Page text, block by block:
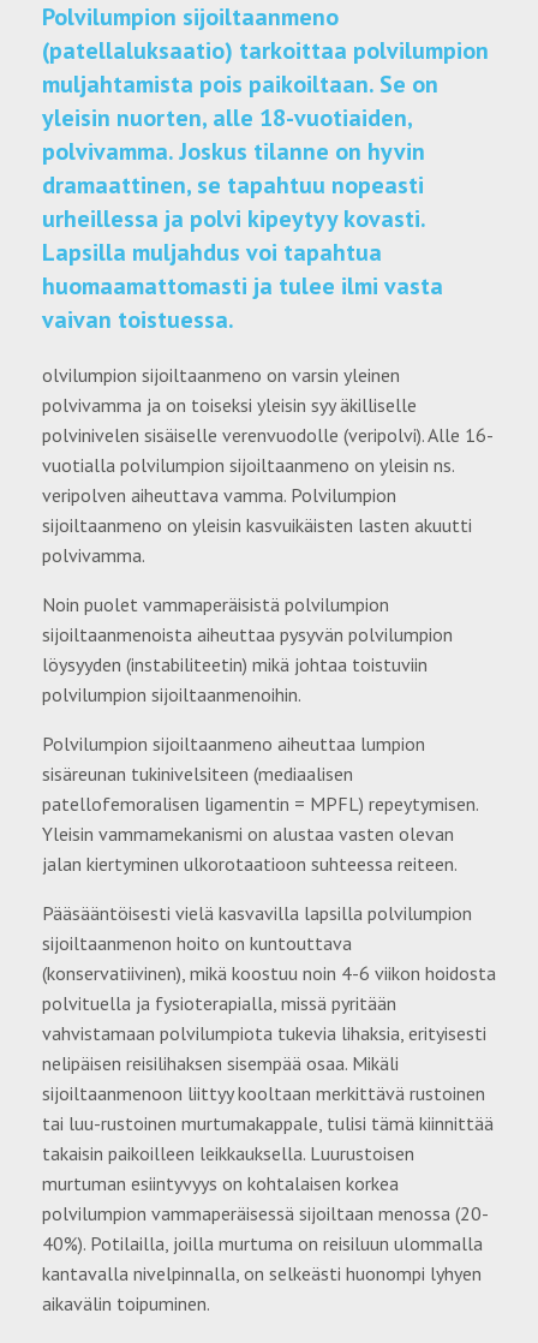
Polvilumpion sijoiltaanmeno
(patellaluksaatio) tarkoittaa polvilumpion
muljahtamista pois paikoiltaan. Se on
yleisin nuorten, alle 18-vuotiaiden,
polvivamma. Joskus tilanne on hyvin
dramaattinen, se tapahtuu nopeasti
urheillessa ja polvi kipeytyy kovasti.
Lapsilla muljahdus voi tapahtua
huomaamattomasti ja tulee ilmi vasta
vaivan toistuessa.
olvilumpion sijoiltaanmeno on varsin yleinen
polvivamma ja on toiseksi yleisin syy äkilliselle
polvinivelen sisäiselle verenvuodolle (veripolvi). Alle 16-
vuotialla polvilumpion sijoiltaanmeno on yleisin ns.
veripolven aiheuttava vamma. Polvilumpion
sijoiltaanmeno on yleisin kasvuikäisten lasten akuutti
polvivamma.
Noin puolet vammaperäisistä polvilumpion
sijoiltaanmenoista aiheuttaa pysyvän polvilumpion
löysyyden (instabiliteetin) mikä johtaa toistuviin
polvilumpion sijoiltaanmenoihin.
Polvilumpion sijoiltaanmeno aiheuttaa lumpion
sisäreunan tukinivelsiteen (mediaalisen
patellofemoralisen ligamentin = MPFL) repeytymisen.
Yleisin vammamekanismi on alustaa vasten olevan
jalan kiertyminen ulkorotaatioon suhteessa reiteen.
Pääsääntöisesti vielä kasvavilla lapsilla polvilumpion
sijoiltaanmenon hoito on kuntouttava
(konservatiivinen), mikä koostuu noin 4-6 viikon hoidosta
polvituella ja fysioterapialla, missä pyritään
vahvistamaan polvilumpiota tukevia lihaksia, erityisesti
nelipäisen reisilihaksen sisempää osaa. Mikäli
sijoiltaanmenoon liittyy kooltaan merkittävä rustoinen
tai luu-rustoinen murtumakappale, tulisi tämä kiinnittää
takaisin paikoilleen leikkauksella. Luurustoisen
murtuman esiintyvyys on kohtalaisen korkea
polvilumpion vammaperäisessä sijoiltaan menossa (20-
40%). Potilailla, joilla murtuma on reisiluun ulommalla
kantavalla nivelpinnalla, on selkeästi huonompi lyhyen
aikavälin toipuminen.